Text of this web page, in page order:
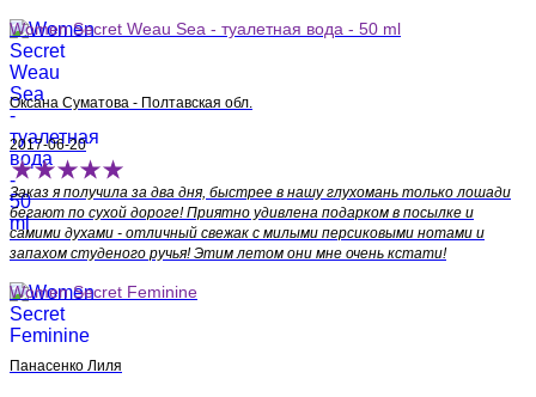
Women Secret Weau Sea - туалетная вода - 50 ml
Оксана Суматова - Полтавская обл.
2017-06-20
Заказ я получила за два дня, быстрее в нашу глухомань только лошади
бегают по сухой дороге! Приятно удивлена подарком в посылке и
самими духами - отличный свежак с милыми персиковыми нотами и
запахом студеного ручья! Этим летом они мне очень кстати!
Women Secret Feminine
Панасенко Лиля